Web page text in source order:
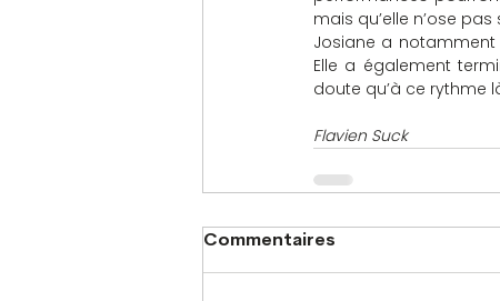
mais qu’elle n’ose pas
Josiane a notamment
Elle a également
doute qu’à ce rythme
Flavien Suck
Commentaires